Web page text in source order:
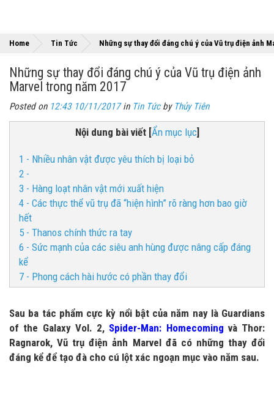
Home Tin Tức Những sự thay đổi đáng chú ý của Vũ trụ điện ảnh
Những sự thay đổi đáng chú ý của Vũ trụ điện ảnh
Marvel trong năm 2017
Posted on 12:43 10/11/2017in Tin Tứcby Thủy Tiên
Nội dung bài viết[Ẩn mục lục]
1 - Nhiều nhân vật được yêu thích bị loại bỏ
2 -
3 - Hàng loạt nhân vật mới xuất hiện
4 - Các thực thể vũ trụ đã “hiện hình” rõ ràng hơn bao giờ
hết
5 - Thanos chính thức ra tay
6 - Sức mạnh của các siêu anh hùng được nâng cấp đáng
kể
7 - Phong cách hài hước có phần thay đổi
Sau ba tác phẩm cực kỳ nổi bật của năm nay là Guardians
of the Galaxy Vol. 2, Spider-Man: Homecoming và Thor:
Ragnarok, Vũ trụ điện ảnh Marvel đã có những thay đổi
đáng kể để tạo đà cho cú lột xác ngoạn mục vào năm sau.